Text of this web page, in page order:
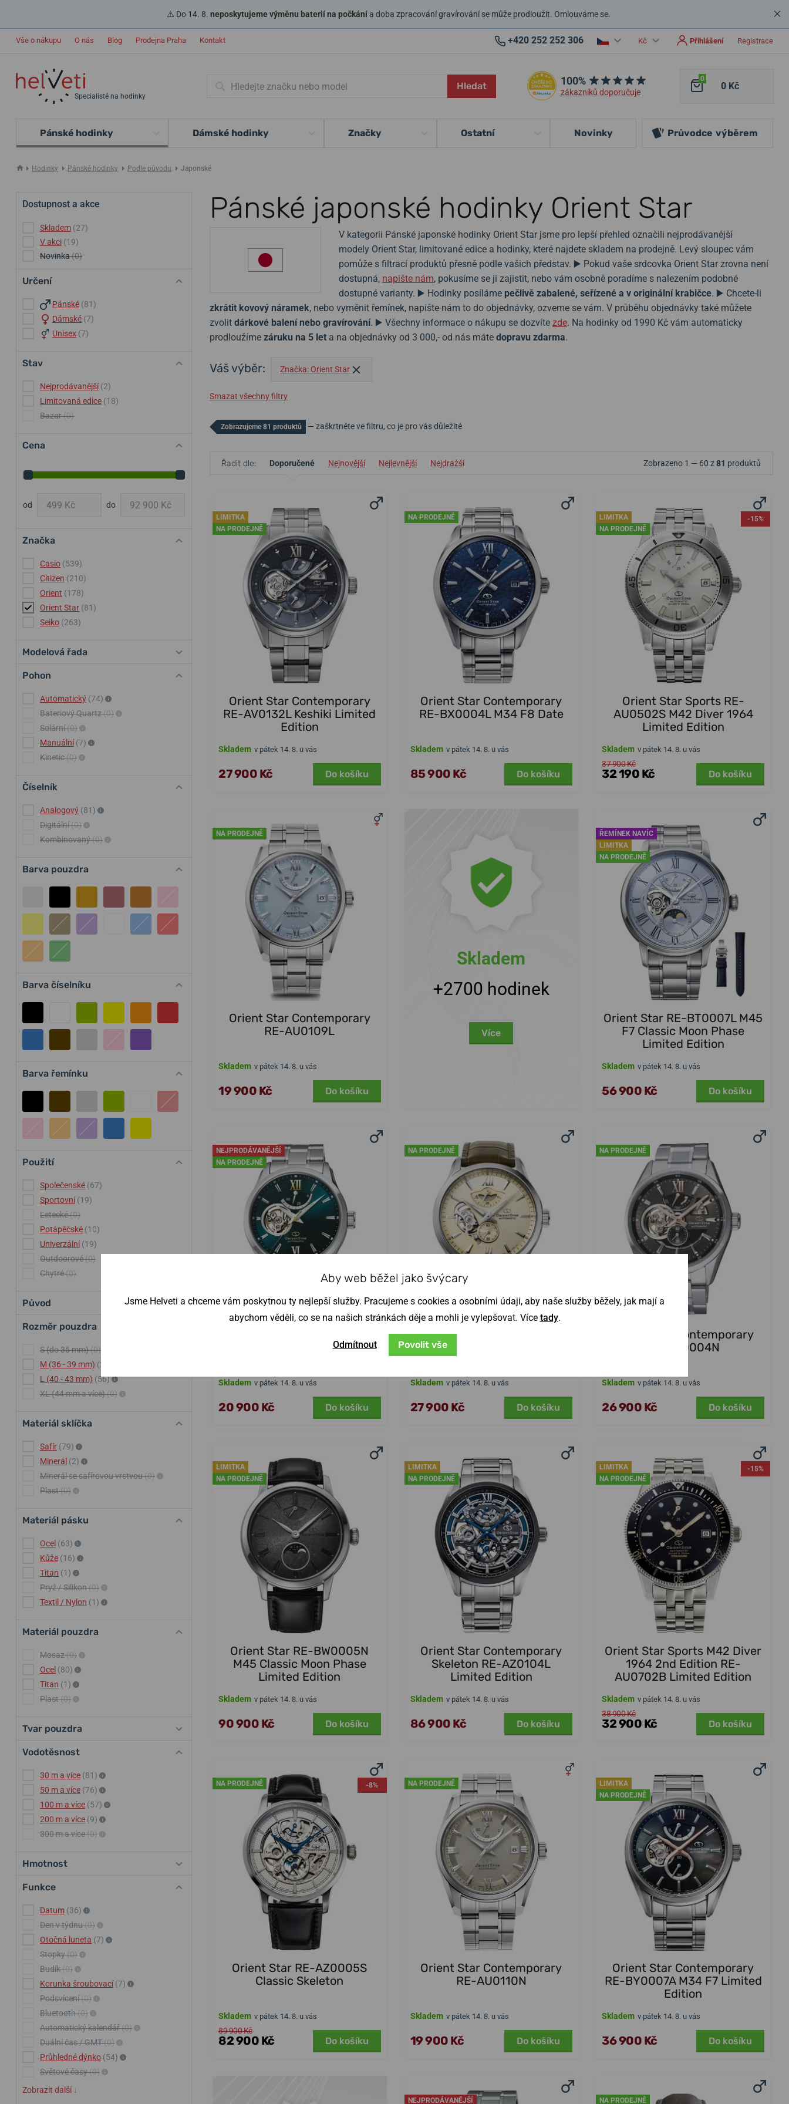
⚠️ Do 14. 8. neposkytujeme výměnu baterií na počkánía doba zpracování gravírování se může prodloužit. Omlouváme se.
Vše o nákupu O nás Blog Prodejna Praha Kontakt +420 252 252 306 Kč Přihlášení Registrace
Specialisté na hodinky
Hledat 100%
zákazníků doporučuje
0
0 Kč
Pánské hodinky Dámské hodinky Značky Ostatní Novinky Průvodce výběrem
Hodinky Pánské hodinky Podle původu Japonské
Pánské japonské hodinky Orient Star
V kategorii Pánské japonské hodinky Orient Star jsme pro lepší přehled označili nejprodávanější
modely Orient Star, limitované edice a hodinky, které najdete skladem na prodejně. Levý sloupec vám
pomůže s filtrací produktů přesně podle vašich představ. ▶️ Pokud vaše srdcovka Orient Star zrovna není
dostupná, napište nám, pokusíme se ji zajistit, nebo vám osobně poradíme s nalezením podobné
dostupné varianty. ▶️ Hodinky posíláme pečlivě zabalené, seřízené a v originální krabičce. ▶️ Chcete-li
zkrátit kovový náramek, nebo vyměnit řemínek, napište nám to do objednávky, ozveme se vám. V průběhu objednávky také můžete
zvolit dárkové balení nebo gravírování. ▶️ Všechny informace o nákupu se dozvíte zde. Na hodinky od 1990 Kč vám automaticky
prodloužíme záruku na 5 let a na objednávky od 3 000,- od nás máte dopravu zdarma.
Váš výběr: Značka: Orient Star
Smazat všechny filtry
Dostupnost a akce
Skladem (27)
V akci (19)
Novinka(0)
Určení
Pánské (81)
Dámské (7)
Unisex (7)
Stav
Nejprodávanější (2)
Limitovaná edice (18)
Bazar(0)
Cena
od do
Značka
Casio (539)
Citizen (210)
Orient (178)
Orient Star (81)
Seiko (263)
Modelová řada
Pohon
Automatický (74)
Bateriový Quartz(0)
Solární(0)
Manuální (7)
Kinetic(0)
Číselník
Analogový (81)
Digitální(0)
Kombinovaný(0)
Barva pouzdra
Barva číselníku
Barva řemínku
Použití
Společenské (67)
Sportovní (19)
Letecké(0)
Potápěčské (10)
Univerzální (19)
Outdoorové(0)
Chytré(0)
Původ
Rozměr pouzdra
S (do 35 mm)(0)
M (36 - 39 mm) (25)
L (40 - 43 mm) (56)
XL (44 mm a více)(0)
Materiál sklíčka
Safír (79)
Minerál (2)
Minerál se safírovou vrstvou(0)
Plast(0)
Materiál pásku
Ocel (63)
Kůže (16)
Titan (1)
Pryž / Silikon(0)
Textil / Nylon (1)
Materiál pouzdra
Mosaz(0)
Ocel (80)
Titan (1)
Plast(0)
Tvar pouzdra
Vodotěsnost
30 m a více (81)
50 m a více (76)
100 m a více (57)
200 m a více (9)
300 m a více(0)
Hmotnost
Funkce
Datum (36)
Den v týdnu(0)
Otočná luneta (7)
Stopky(0)
Budík(0)
Korunka šroubovací (7)
Podsvícení(0)
Bluetooth(0)
Automatický kalendář(0)
Duální čas / GMT(0)
Průhledné dýnko (54)
Světové časy(0)
Zobrazit další ↓
Zobrazujeme 81 produktů — zaškrtněte ve filtru, co je pro vás důležité
Řadit dle: Doporučené Nejnovější Nejlevnější Nejdražší Zobrazeno 1 — 60 z81 produktů
LIMITKA
NA PRODEJNĚ
Orient Star Contemporary
RE-AV0132L Keshiki Limited
Edition
Skladem v pátek 14. 8. u vás
27 900 Kč Do košíku
NA PRODEJNĚ
Orient Star Contemporary
RE-BX0004L M34 F8 Date
Skladem v pátek 14. 8. u vás
85 900 Kč Do košíku
LIMITKA
NA PRODEJNĚ
-15%
Orient Star Sports RE-
AU0502S M42 Diver 1964
Limited Edition
Skladem v pátek 14. 8. u vás
37 900 Kč
32 190 Kč Do košíku
NA PRODEJNĚ
Orient Star Contemporary
RE-AU0109L
Skladem v pátek 14. 8. u vás
19 900 Kč Do košíku
Skladem
+2700 hodinek
Více
ŘEMÍNEK NAVÍC
LIMITKA
NA PRODEJNĚ
Orient Star RE-BT0007L M45
F7 Classic Moon Phase
Limited Edition
Skladem v pátek 14. 8. u vás
56 900 Kč Do košíku
NEJPRODÁVANĚJŠÍ
NA PRODEJNĚ
RE-AT0002E
Skladem v pátek 14. 8. u vás
20 900 Kč Do košíku
NA PRODEJNĚ
Orient Star Contemporary
Layered Skeleton RE-
Skladem v pátek 14. 8. u vás
27 900 Kč Do košíku
NA PRODEJNĚ
Orient Star Contemporary
RE-AV0004N
Skladem v pátek 14. 8. u vás
26 900 Kč Do košíku
LIMITKA
NA PRODEJNĚ
Orient Star RE-BW0005N
M45 Classic Moon Phase
Limited Edition
Skladem v pátek 14. 8. u vás
90 900 Kč Do košíku
LIMITKA
NA PRODEJNĚ
Orient Star Contemporary
Skeleton RE-AZ0104L
Limited Edition
Skladem v pátek 14. 8. u vás
86 900 Kč Do košíku
LIMITKA
NA PRODEJNĚ
-15%
Orient Star Sports M42 Diver
1964 2nd Edition RE-
AU0702B Limited Edition
Skladem v pátek 14. 8. u vás
38 900 Kč
32 900 Kč Do košíku
NA PRODEJNĚ -8%
Orient Star RE-AZ0005S
Classic Skeleton
Skladem v pátek 14. 8. u vás
89 900 Kč
82 900 Kč Do košíku
NA PRODEJNĚ
Orient Star Contemporary
RE-AU0110N
Skladem v pátek 14. 8. u vás
19 900 Kč Do košíku
LIMITKA
NA PRODEJNĚ
Orient Star Contemporary
RE-BY0007A M34 F7 Limited
Edition
Skladem v pátek 14. 8. u vás
36 900 Kč Do košíku
NEJPRODÁVANĚJŠÍ NA PRODEJNĚ
Aby web běžel jako švýcary
Jsme Helveti a chceme vám poskytnou ty nejlepší služby. Pracujeme s cookies a osobními údaji, aby naše služby běžely, jak mají a
abychom věděli, co se na našich stránkách děje a mohli je vylepšovat. Více tady.
Odmítnout Povolit vše